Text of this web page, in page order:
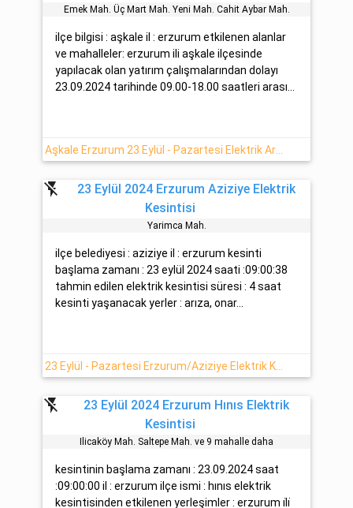
Emek Mah. Üç Mart Mah. Yeni̇ Mah. Cahi̇t Aybar Mah.
ilçe bilgisi : aşkale il : erzurum etkilenen alanlar
ve mahalleler: erzurum ili aşkale ilçesinde
yapılacak olan yatırım çalışmalarından dolayı
23.09.2024 tarihinde 09.00-18.00 saatleri arası...
Aşkale Erzurum 23 Eylül - Pazartesi Elektrik Arızası Hakkında Detaylar
flash_off
23 Eylül 2024 Erzurum Aziziye Elektrik
Kesintisi
Yarimca Mah.
ilçe belediyesi : aziziye il : erzurum kesinti
başlama zamanı : 23 eylül 2024 saati :09:00:38
tahmin edilen elektrik kesintisi süresi : 4 saat
kesinti yaşanacak yerler : arıza, onar...
23 Eylül - Pazartesi Erzurum/Aziziye Elektrik Kesinti Bilgisi
flash_off
23 Eylül 2024 Erzurum Hınıs Elektrik
Kesintisi
Ilicaköy Mah. Saltepe Mah. ve 9 mahalle daha
kesintinin başlama zamanı : 23.09.2024 saat
:09:00:00 il : erzurum ilçe ismi : hınıs elektrik
kesintisinden etkilenen yerleşimler : erzurum i̇li̇